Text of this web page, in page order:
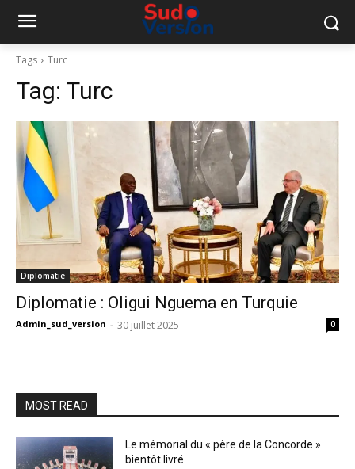
Tags Turc
Tag: Turc
Diplomatie
Diplomatie : Oligui Nguema en Turquie
Admin_sud_version - 30 juillet 2025 0
MOST READ
Le mémorial du « père de la Concorde »
bientôt livré